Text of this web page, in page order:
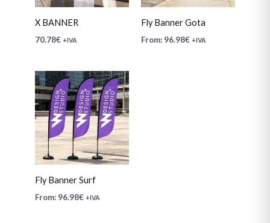
X BANNER
70.78€ +IVA
Fly Banner Gota
From: 96.98€ +IVA
Fly Banner Surf
From: 96.98€ +IVA